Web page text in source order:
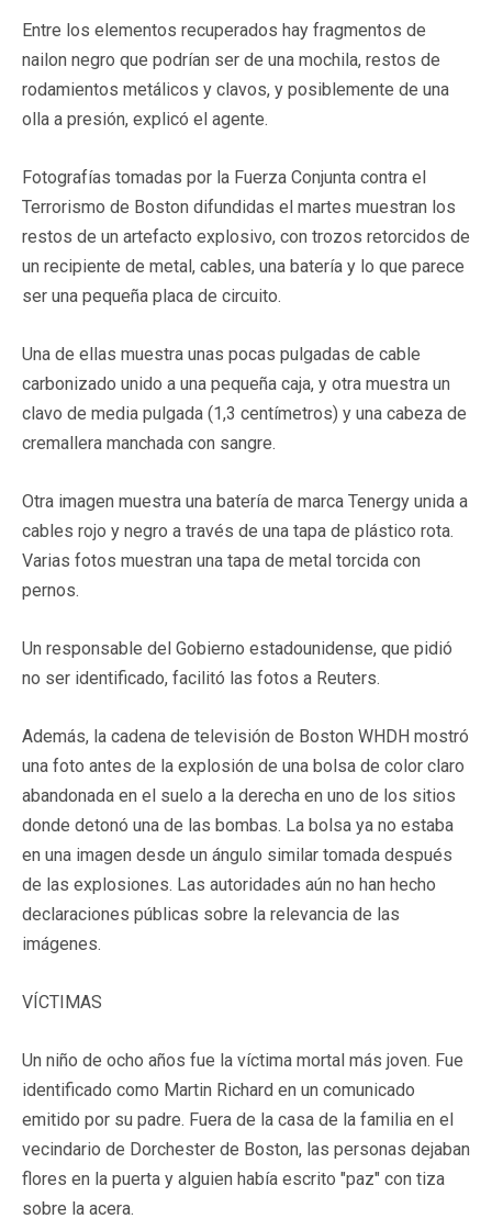
Entre los elementos recuperados hay fragmentos de
nailon negro que podrían ser de una mochila, restos de
rodamientos metálicos y clavos, y posiblemente de una
olla a presión, explicó el agente.
Fotografías tomadas por la Fuerza Conjunta contra el
Terrorismo de Boston difundidas el martes muestran los
restos de un artefacto explosivo, con trozos retorcidos de
un recipiente de metal, cables, una batería y lo que parece
ser una pequeña placa de circuito.
Una de ellas muestra unas pocas pulgadas de cable
carbonizado unido a una pequeña caja, y otra muestra un
clavo de media pulgada (1,3 centímetros) y una cabeza de
cremallera manchada con sangre.
Otra imagen muestra una batería de marca Tenergy unida a
cables rojo y negro a través de una tapa de plástico rota.
Varias fotos muestran una tapa de metal torcida con
pernos.
Un responsable del Gobierno estadounidense, que pidió
no ser identificado, facilitó las fotos a Reuters.
Además, la cadena de televisión de Boston WHDH mostró
una foto antes de la explosión de una bolsa de color claro
abandonada en el suelo a la derecha en uno de los sitios
donde detonó una de las bombas. La bolsa ya no estaba
en una imagen desde un ángulo similar tomada después
de las explosiones. Las autoridades aún no han hecho
declaraciones públicas sobre la relevancia de las
imágenes.
VÍCTIMAS
Un niño de ocho años fue la víctima mortal más joven. Fue
identificado como Martin Richard en un comunicado
emitido por su padre. Fuera de la casa de la familia en el
vecindario de Dorchester de Boston, las personas dejaban
flores en la puerta y alguien había escrito "paz" con tiza
sobre la acera.